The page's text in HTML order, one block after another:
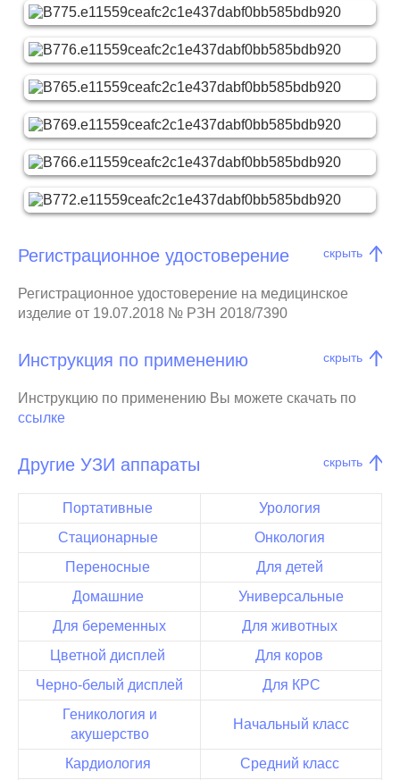
Регистрационное удостоверение скрыть
Регистрационное удостоверение на медицинское
изделие от 19.07.2018 № РЗН 2018/7390
Инструкция по применению скрыть
Инструкцию по применению Вы можете скачать по
ссылке
Другие УЗИ аппараты скрыть
Портативные
Урология
Стационарные
Онкология
Переносные
Для детей
Домашние
Универсальные
Для беременных
Для животных
Цветной дисплей
Для коров
Черно-белый дисплей
Для КРС
Геникология и
акушерство
Начальный класс
Кардиология
Средний класс